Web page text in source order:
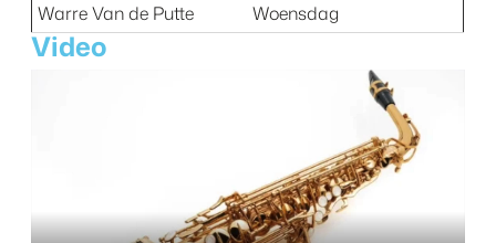
Warre Van de Putte
Woensdag
Video